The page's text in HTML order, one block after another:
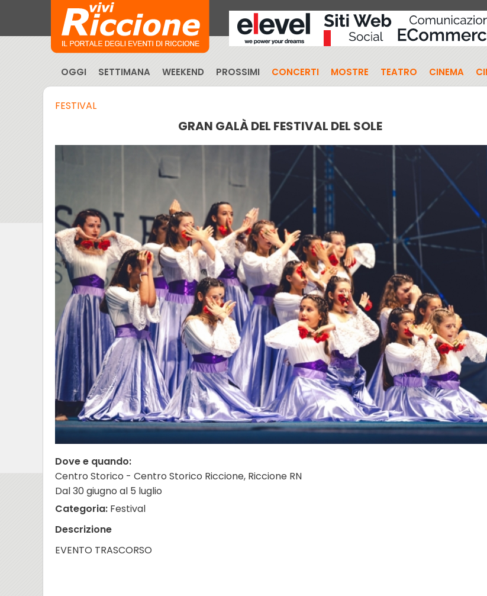
OGGI SETTIMANA WEEKEND PROSSIMI CONCERTI MOSTRE TEATRO CINEMA
FESTIVAL
GRAN GALÀ DEL FESTIVAL DEL SOLE
Dove e quando:
Centro Storico - Centro Storico Riccione, Riccione RN
Dal 30 giugno al 5 luglio
Categoria: Festival
Descrizione
EVENTO TRASCORSO